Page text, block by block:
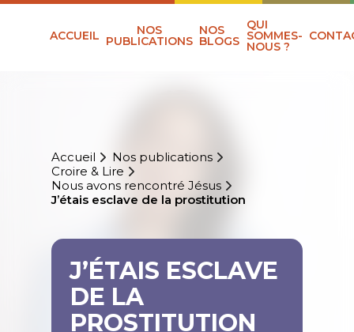
ACCUEIL NOS
PUBLICATIONS
NOS
BLOGS
QUI
SOMMES-
NOUS ?
Accueil
Nos publications
Croire & Lire
Nous avons rencontré Jésus
J’étais esclave de la prostitution
J’ÉTAIS ESCLAVE
DE LA
PROSTITUTION